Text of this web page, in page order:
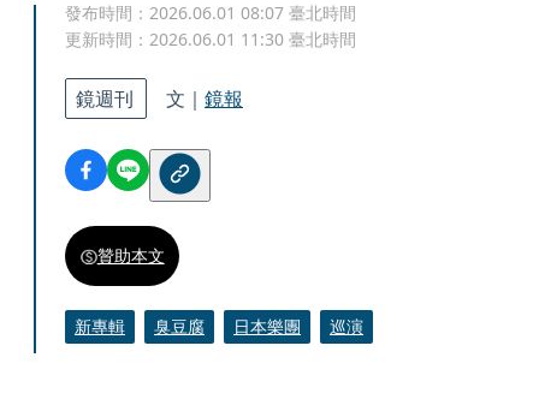
發布時間： 2026.06.01 08:07 臺北時間
更新時間： 2026.06.01 11:30 臺北時間
鏡週刊 文｜ 鏡報
贊助本文
新專輯 臭豆腐 日本樂團 巡演